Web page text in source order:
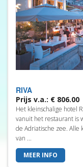
RIVA
Prijs v.a.: € 806.00
Het kleinschalige hotel
vanuit het restaurant is
de Adriatische zee.
van ...
MEER INFO